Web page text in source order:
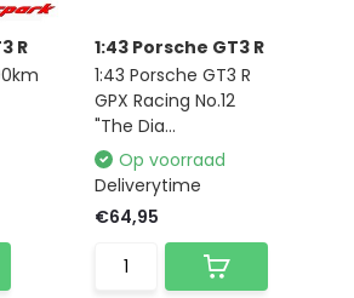
R
1:43 Porsche GT3 R
1:43 Porsche GT3 R
GPX Racing No.12
"The Dia...
Op voorraad
Deliverytime
€64,95